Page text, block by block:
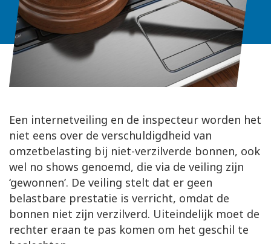
Een internetveiling en de inspecteur worden het
niet eens over de verschuldigdheid van
omzetbelasting bij niet-verzilverde bonnen, ook
wel no shows genoemd, die via de veiling zijn
‘gewonnen’. De veiling stelt dat er geen
belastbare prestatie is verricht, omdat de
bonnen niet zijn verzilverd. Uiteindelijk moet de
rechter eraan te pas komen om het geschil te